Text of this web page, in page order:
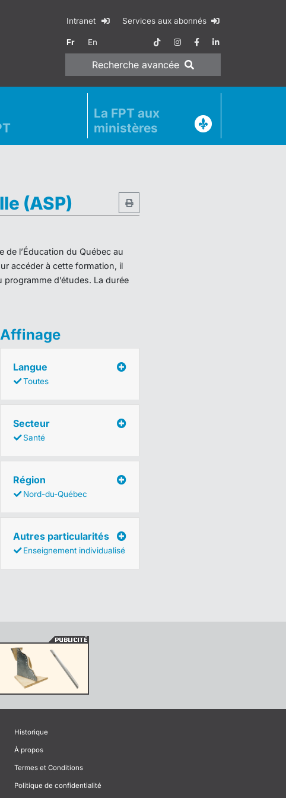
Intranet Services aux abonnés
Fr En
Recherche avancée
La FPT aux
ministères
(ASP)
de l’Éducation du Québec au
accéder à cette formation, il
d’études. La durée
Affinage
Langue
Toutes
Secteur
Santé
Région
Nord-du-Québec
Autres particularités
Enseignement individualisé
Historique
À propos
Termes et Conditions
Politique de confidentialité